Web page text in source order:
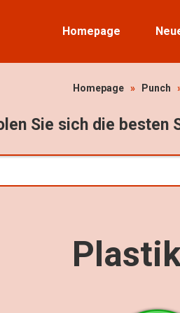
Homepage
Homepage » Punch
Sie sich die besten